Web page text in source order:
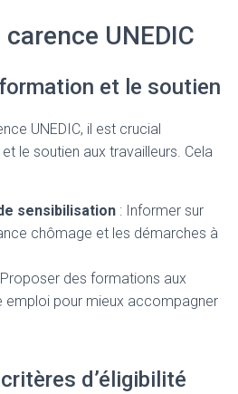
UNEDIC
et le soutien
UNEDIC, il est crucial
le soutien aux travailleurs. Cela
sensibilisation : Informer sur
chômage et les démarches à
des formations aux
emploi pour mieux accompagner
d’éligibilité